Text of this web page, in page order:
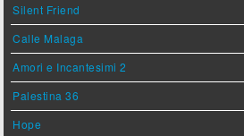
Silent Friend
Calle Malaga
Amori e Incantesimi 2
Palestina 36
Hope